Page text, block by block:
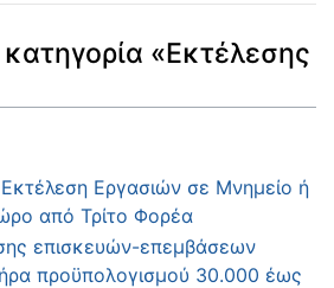
αναζήτηση
«Εκτέλεσης
Εκτέλεση Εργασιών σε Μνημείο ή
από Τρίτο Φορέα
επισκευών-επεμβάσεων
προϋπολογισμού 30.000 έως